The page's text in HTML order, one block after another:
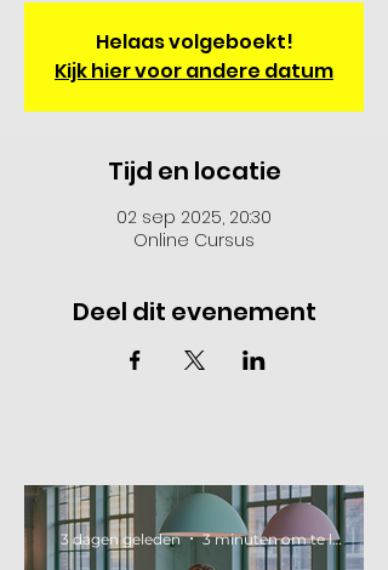
Helaas volgeboekt!
Kijk hier voor andere datum
Tijd en locatie
02 sep 2025, 20:30
Online Cursus
Deel dit evenement
3 dagen geleden 3 minuten om te lezen